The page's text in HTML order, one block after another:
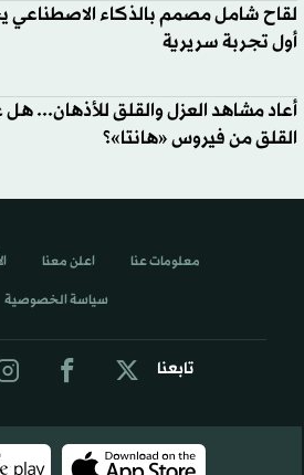
لقاح شامل مصمم بالذكاء الاصطناعي
أول تجربة سريرية
أعاد مشاهد العزل والقلق للأذهان... هل
القلق من فيروس «هانتا»؟
تابعنا
معلومات عنا اعلن معنا
سياسة الخصوصية